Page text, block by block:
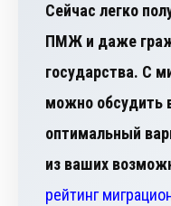
Сейчас легко
ПМЖ и даже
государства. С
можно обсудить
оптимальный
рейтинг